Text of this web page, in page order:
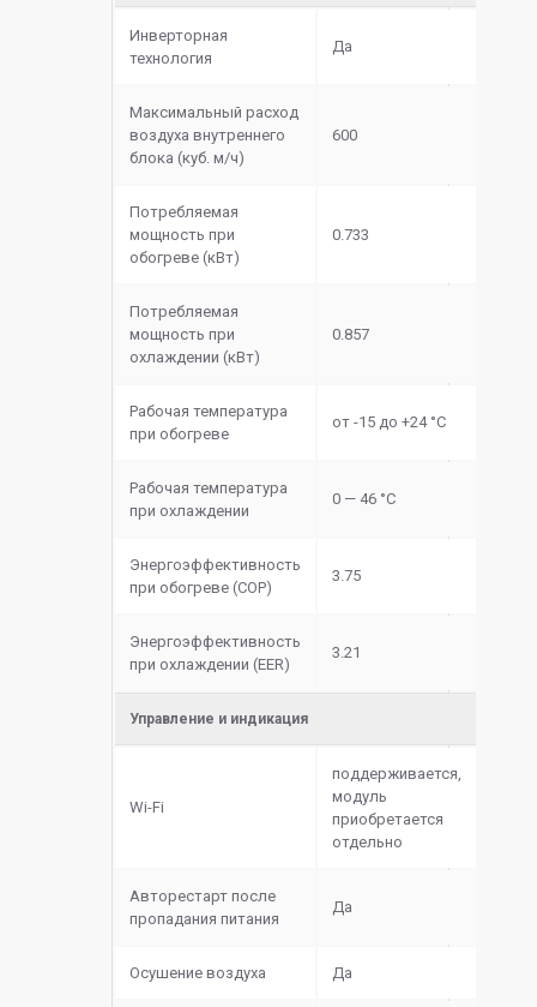
Инверторная
технология
Да
Максимальный расход
воздуха внутреннего
блока (куб. м/ч)
600
Потребляемая
мощность при
обогреве (кВт)
0.733
Потребляемая
мощность при
охлаждении (кВт)
0.857
Рабочая температура
при обогреве
от -15 до +24 °C
Рабочая температура
при охлаждении
0 — 46 °C
Энергоэффективность
при обогреве (COP)
3.75
Энергоэффективность
при охлаждении (EER)
3.21
Управление и индикация
Wi-Fi
поддерживается,
модуль
приобретается
отдельно
Авторестарт после
пропадания питания
Да
Осушение воздуха Да